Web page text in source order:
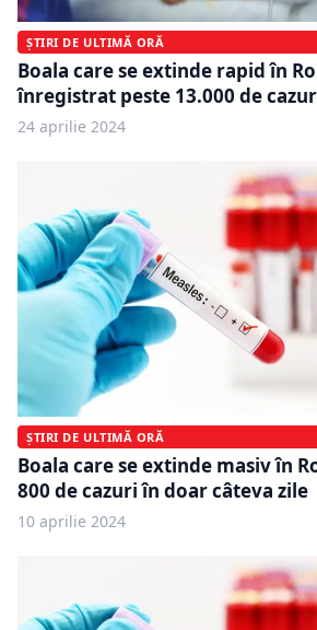
ȘTIRI DE ULTIMĂ ORĂ
Boala care se extinde rapid în
înregistrat peste 13.000 de
24 aprilie 2024
ȘTIRI DE ULTIMĂ ORĂ
Boala care se extinde masiv în
800 de cazuri în doar câteva zile
10 aprilie 2024